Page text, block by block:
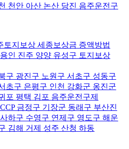
천안 아산 논산 당진 음주운전구
토지보상 세종보상금 증액방법
인 진주 양양 유성구 토지보상
구 광진구 노원구 서초구 성동구
초구 은평구 인천 강화군 옹진군
포 평택 김포 음주운전구제
금정구 기장군 동래구 부산진
하구 수영구 연제구 영도구 해운
김해 거제 성주 산청 하동